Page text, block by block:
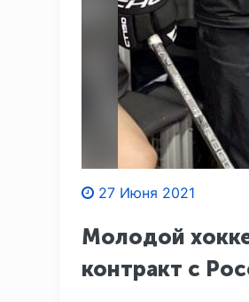
27 Июня 2021
Молодой
контракт с